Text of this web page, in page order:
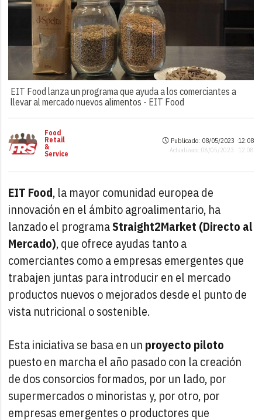
EIT Food lanza un programa que ayuda a los comerciantes a
llevar al mercado nuevos alimentos - EIT Food
Food
Retail
&
Service
Publicado: 08/05/2023 ·12:08
Actualizado: 08/05/2023 · 12:08
EIT Food, la mayor comunidad europea de
innovación en el ámbito agroalimentario, ha
lanzado el programaStraight2Market (Directo al
Mercado), que ofrece ayudas tanto a
comerciantes como a empresas emergentes que
trabajen juntas para introducir en el mercado
productos nuevos o mejorados desde el punto de
vista nutricional o sostenible.
Esta iniciativa se basa en un proyecto piloto
puesto en marcha el año pasado con la creación
de dos consorcios formados, por un lado, por
supermercados o minoristas y, por otro, por
empresas emergentes o productores que